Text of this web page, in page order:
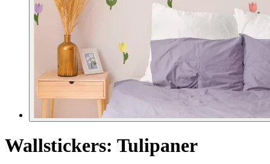
Wallstickers: Tulipaner